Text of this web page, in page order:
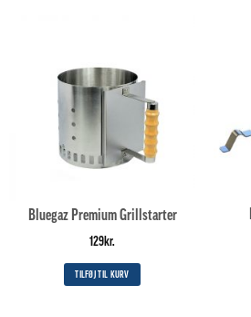
Bluegaz Premium Grillstarter
129kr.
TILFØJ TIL KURV